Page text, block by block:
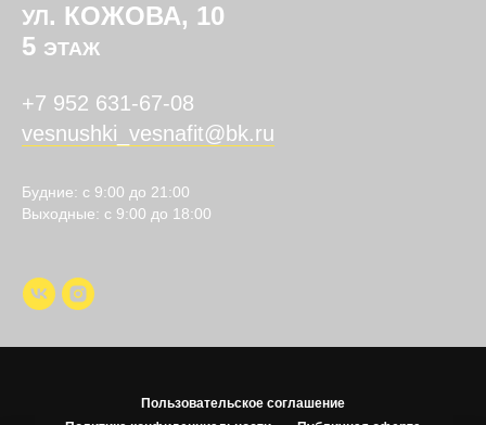
УЛ. КОЖОВА, 10
5 ЭТАЖ
+7 952 631-67-08
vesnushki_vesnafit@bk.ru
Будние: с 9:00 до 21:00
Выходные: с 9:00 до 18:00
Пользовательское соглашение